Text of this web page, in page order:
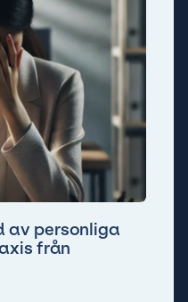
av personliga
från